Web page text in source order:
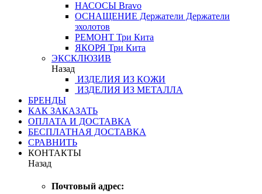
НАСОСЫ Bravo
ОСНАЩЕНИЕ Держатели Держатели
эхолотов
РЕМОНТ Три Кита
ЯКОРЯ Три Кита
ЭКСКЛЮЗИВ
Назад
ИЗДЕЛИЯ ИЗ КОЖИ
ИЗДЕЛИЯ ИЗ МЕТАЛЛА
БРЕНДЫ
КАК ЗАКАЗАТЬ
ОПЛАТА И ДОСТАВКА
БЕСПЛАТНАЯ ДОСТАВКА
СРАВНИТЬ
КОНТАКТЫ
Назад
Почтовый адрес: